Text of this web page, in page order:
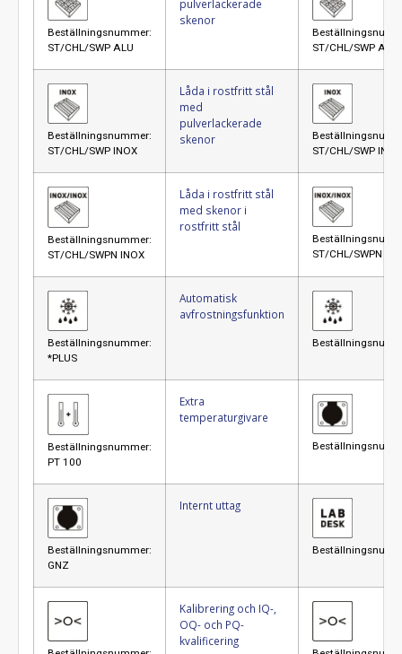
Beställningsnummer:
ST/CHL/SWP ALU
pulverlackerade
skenor
ST/CHL/SWP ALU
Beställningsnummer:
ST/CHL/SWP INOX
Låda i rostfritt stål
med
pulverlackerade
skenor
ST/CHL/SWP INOX
Beställningsnummer:
ST/CHL/SWPN INOX
Låda i rostfritt stål
med skenor i
rostfritt stål
ST/CHL/SWPN
Beställningsnummer:
*PLUS
Automatisk
avfrostningsfunktion
Beställningsnummer:
PT 100
Extra
temperaturgivare
Beställningsnummer:
GNZ
Internt uttag
Kalibrering och IQ-,
OQ- och PQ-
kvalificering